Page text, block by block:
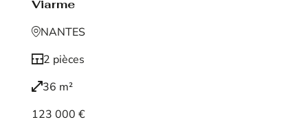
Viarme
NANTES
2 pièces
36 m²
123 000 €